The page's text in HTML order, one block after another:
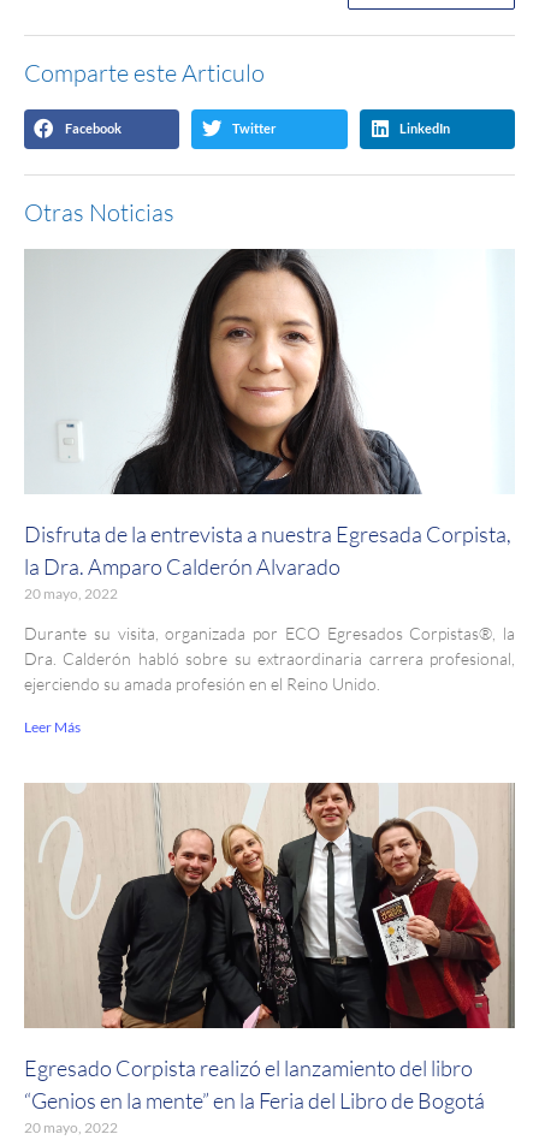
Comparte este Articulo
Facebook Twitter LinkedIn
Otras Noticias
Disfruta de la entrevista a nuestra Egresada Corpista,
la Dra. Amparo Calderón Alvarado
20 mayo, 2022
Durante su visita, organizada por ECO Egresados Corpistas®, la
Dra. Calderón habló sobre su extraordinaria carrera profesional,
ejerciendo su amada profesión en el Reino Unido.
Leer Más
Egresado Corpista realizó el lanzamiento del libro
“Genios en la mente” en la Feria del Libro de Bogotá
20 mayo, 2022